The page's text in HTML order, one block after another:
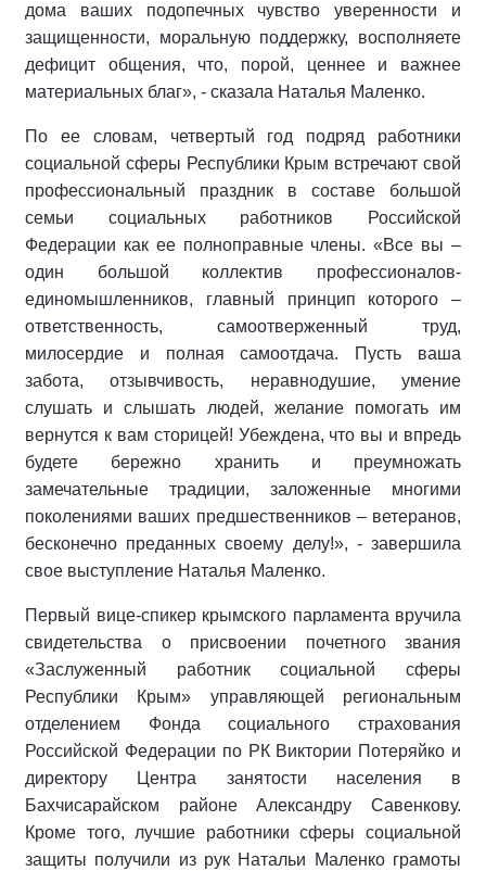
дома ваших подопечных чувство уверенности и
защищенности, моральную поддержку, восполняете
дефицит общения, что, порой, ценнее и важнее
материальных благ», - сказала Наталья Маленко.
По ее словам, четвертый год подряд работники
социальной сферы Республики Крым встречают свой
профессиональный праздник в составе большой
семьи социальных работников Российской
Федерации как ее полноправные члены. «Все вы –
один большой коллектив профессионалов-
единомышленников, главный принцип которого –
ответственность, самоотверженный труд,
милосердие и полная самоотдача. Пусть ваша
забота, отзывчивость, неравнодушие, умение
слушать и слышать людей, желание помогать им
вернутся к вам сторицей! Убеждена, что вы и впредь
будете бережно хранить и преумножать
замечательные традиции, заложенные многими
поколениями ваших предшественников – ветеранов,
бесконечно преданных своему делу!», - завершила
свое выступление Наталья Маленко.
Первый вице-спикер крымского парламента вручила
свидетельства о присвоении почетного звания
«Заслуженный работник социальной сферы
Республики Крым» управляющей региональным
отделением Фонда социального страхования
Российской Федерации по РК Виктории Потеряйко и
директору Центра занятости населения в
Бахчисарайском районе Александру Савенкову.
Кроме того, лучшие работники сферы социальной
защиты получили из рук Натальи Маленко грамоты